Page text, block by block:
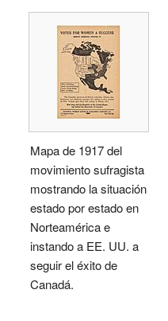
Mapa de 1917 del
movimiento sufragista
mostrando la situación
estado por estado en
Norteamérica e
instando a EE. UU. a
seguir el éxito de
Canadá.